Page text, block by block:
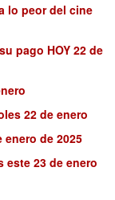
lo peor del cine
pago HOY 22 de
22 de enero
enero de 2025
23 de enero